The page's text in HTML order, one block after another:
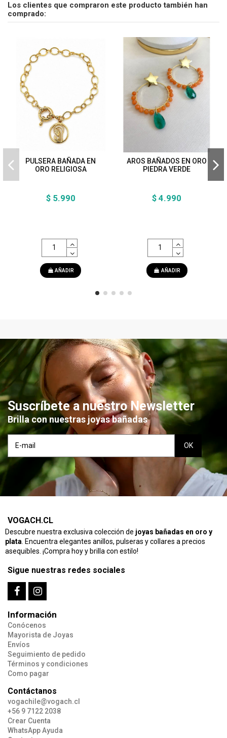
Los clientes que compraron este producto también han
comprado:
PULSERA BAÑADA EN
ORO RELIGIOSA
$ 5.990
AÑADIR
AROS BAÑADOS EN ORO
PIEDRA VERDE
$ 4.990
AÑADIR
Suscríbete a nuestro Newsletter
Brilla con nuestras joyas bañadas
VOGACH.CL
Descubre nuestra exclusiva colección de joyas bañadas en oro y
plata . Encuentra elegantes anillos, pulseras y collares a precios
asequibles. ¡Compra hoy y brilla con estilo!
Sigue nuestras redes sociales
Información
Conócenos
Mayorista de Joyas
Envíos
Seguimiento de pedido
Términos y condiciones
Como pagar
Contáctanos
vogachile@vogach.cl
+56 9 7122 2038
Crear Cuenta
WhatsApp Ayuda